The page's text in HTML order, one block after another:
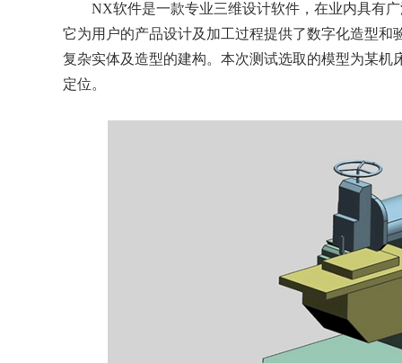
NX软件是一款专业三维设计软件，在业内具有广
它为用户的产品设计及加工过程提供了数字化造型
复杂实体及造型的建构。本次测试选取的模型为某机
定位。